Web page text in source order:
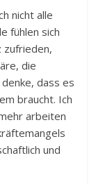
nicht alle
fühlen sich
zufrieden,
die
dass es
braucht. Ich
arbeiten
und